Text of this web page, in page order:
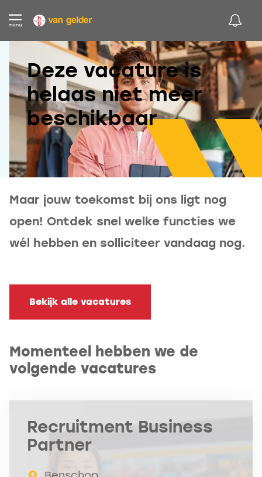
Deze vacature is
helaas niet meer
beschikbaar
Maar jouw toekomst bij ons ligt nog
open! Ontdek snel welke functies we
wél hebben en solliciteer vandaag nog.
Bekijk alle vacatures
Momenteel hebben we de
volgende vacatures
Recruitment Business
Partner